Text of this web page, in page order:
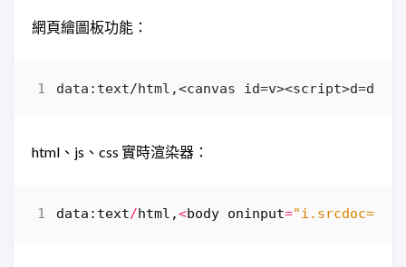
網頁繪圖板功能：
html、js、css 實時渲染器：
data : text/html ,<body oninput=